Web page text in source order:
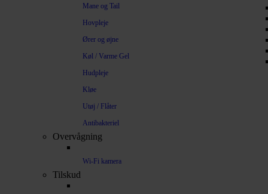
Mane og Tail
Hovpleje
Ører og øjne
Køl / Varme Gel
Hudpleje
Kløe
Utøj / Flåter
Antibakteriel
Overvågning
Wi-Fi kamera
Tilskud